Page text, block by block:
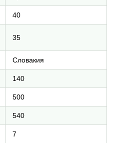
40
35
Словакия
140
500
540
7